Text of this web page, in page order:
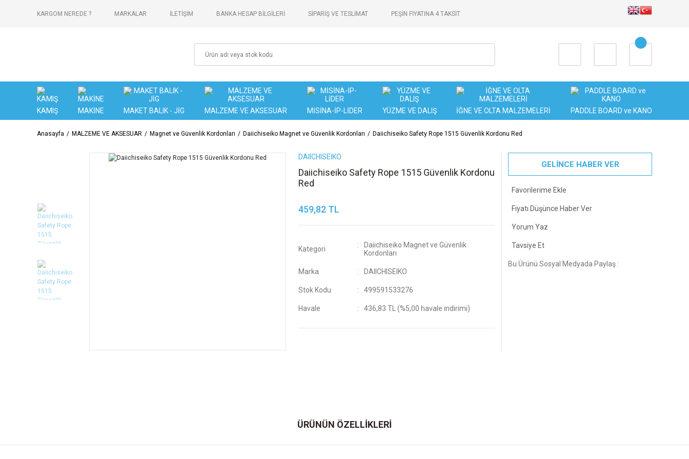
KARGOM NEREDE ? MARKALAR İLETİŞİM BANKA HESAP BİLGİLERİ SİPARİŞ VE TESLİMAT PEŞİN FİYATINA 4 TAKSİT
KAMIŞ MAKİNE MAKET BALIK - JİG MALZEME VE AKSESUAR MİSİNA-İP-LİDER YÜZME VE DALIŞ İĞNE VE OLTA MALZEMELERİ PADDLE BOARD ve KANO
Anasayfa MALZEME VE AKSESUAR Magnet ve Güvenlik Kordonları Daiichiseiko Magnet ve Güvenlik Kordonları Daiichiseiko Safety Rope 1515 Güvenlik Kordonu Red
DAIICHISEIKO
Daiichiseiko Safety Rope 1515 Güvenlik Kordonu
Red
459,82 TL
Kategori
Daiichiseiko Magnet ve Güvenlik
Kordonları
Marka DAIICHISEIKO
Stok Kodu 499591533276
Havale 436,83 TL (%5,00 havale indirimi)
GELİNCE HABER VER
Fiyatı Düşünce Haber Ver
Yorum Yaz
Tavsiye Et
Bu Ürünü Sosyal Medyada Paylaş :
ÜRÜNÜN ÖZELLİKLERİ